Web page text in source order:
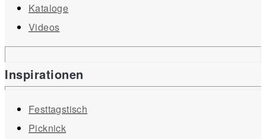
Kataloge
Videos
Inspirationen
Festtagstisch
Picknick